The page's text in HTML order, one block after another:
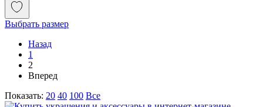
Выбрать размер
Назад
1
2
Вперед
Показать: 20 40 100 Все